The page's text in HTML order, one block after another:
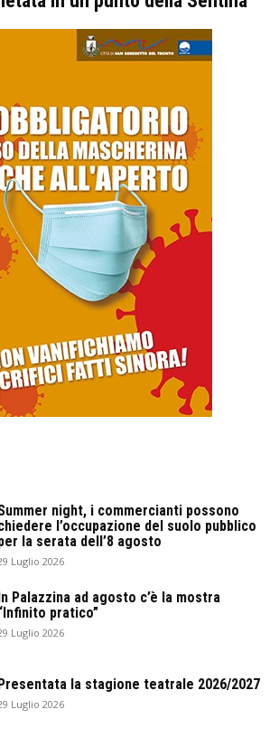
night, i commercianti possono
l’occupazione del suolo pubblico
la serata dell’8 agosto
Luglio 2026
Palazzina ad agosto c’è la mostra
pratico”
Luglio 2026
la stagione teatrale 2026/2027
Luglio 2026